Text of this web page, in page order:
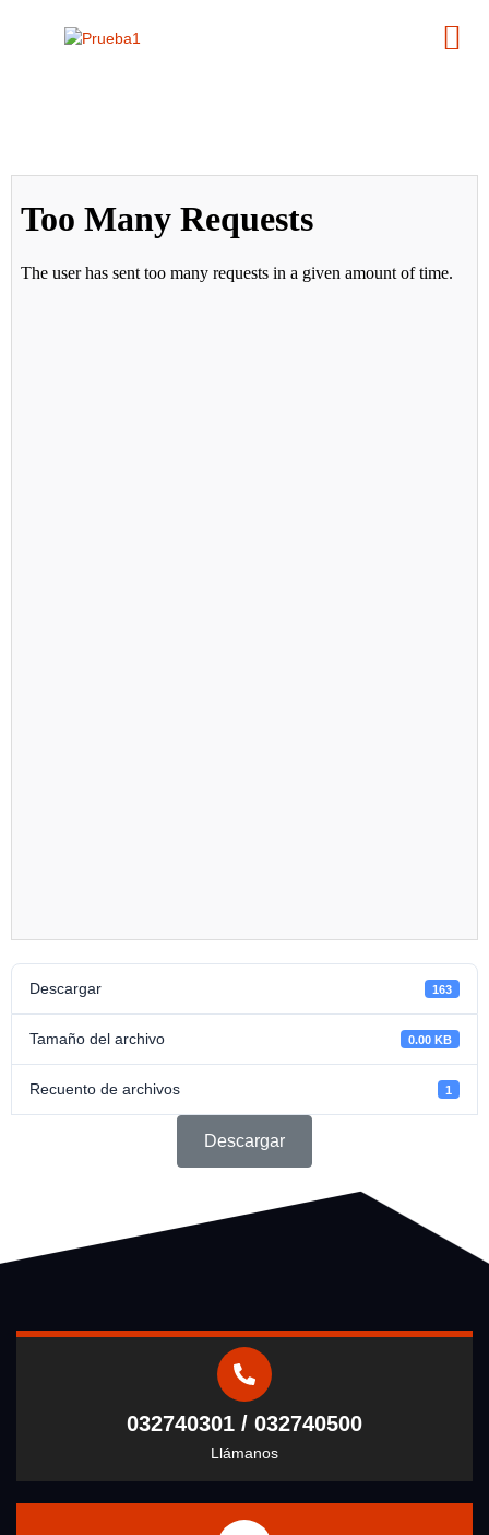
Descargar 163
Tamaño del archivo 0.00 KB
Recuento de archivos 1
Descargar
032740301 / 032740500
Llámanos